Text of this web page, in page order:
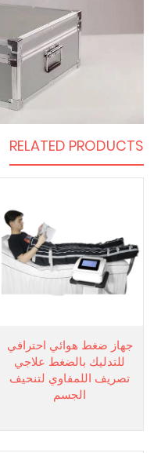
RELATED PRODUCTS
جهاز ضغط هوائي احترافي
للتدليك بالضغط علاجي
تصريف اللمفاوي لتنحيف
الجسم